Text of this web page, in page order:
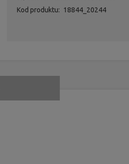
Kod produktu: 18844_20244